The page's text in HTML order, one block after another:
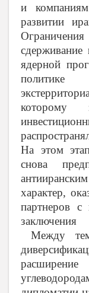
и
развитии
ядерной
На этом
снова
характер,
партнеров
Между